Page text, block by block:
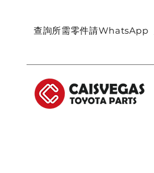
查詢所需零件請WhatsApp